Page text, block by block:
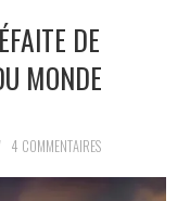
DE
MONDE
4 COMMENTAIRES